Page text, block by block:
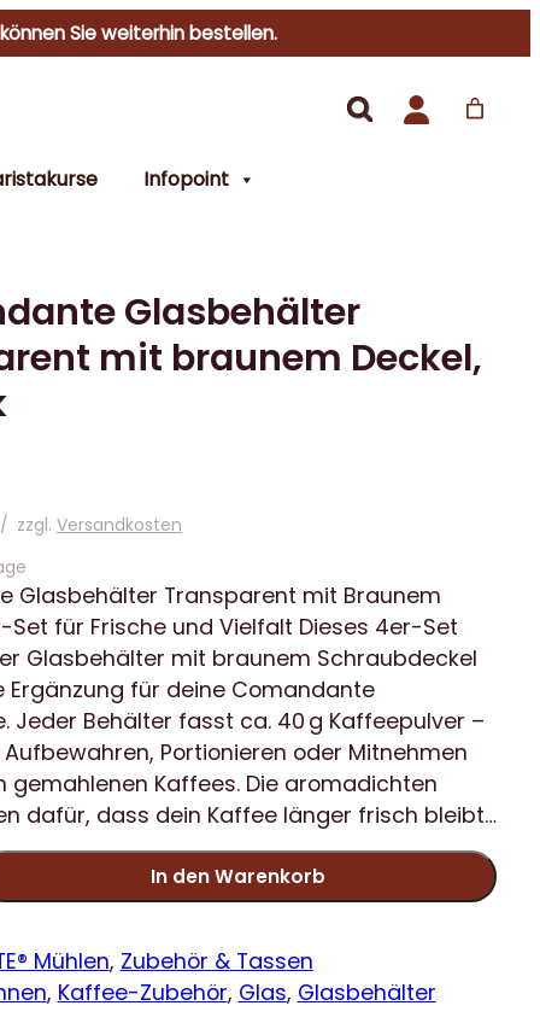
Sie weiterhin bestellen.
Infopoint
Glasbehälter
mit braunem Deckel,
/ zzgl. Versandkosten
Glasbehälter Transparent mit Braunem
Set für Frische und Vielfalt Dieses 4er-Set
Glasbehälter mit braunem Schraubdeckel
Ergänzung für deine Comandante
Jeder Behälter fasst ca. 40 g Kaffeepulver –
Portionieren oder Mitnehmen
gemahlenen Kaffees. Die aromadichten
dafür, dass dein Kaffee länger frisch bleibt…
In den Warenkorb
Mühlen, Zubehör & Tassen
, Kaffee-Zubehör, Glas, Glasbehälter